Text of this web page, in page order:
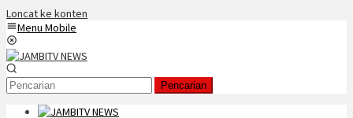
Loncat ke konten
Menu Mobile
Pencarian